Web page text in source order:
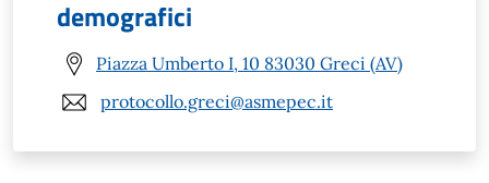
demografici
Piazza Umberto I, 10 83030 Greci (AV)
protocollo.greci@asmepec.it